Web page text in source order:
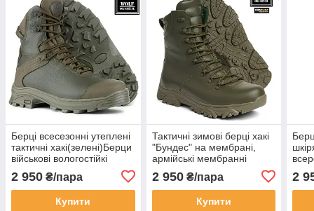
Берці всесезонні утеплені
тактичні хакі(зелені)Берци
військові вологостійкі
прошиті.Взуття армійське
шкіряне дляЗСУ
2 950 ₴/пара
Купити
Тактичні зимові берці хакі
"Бундес" на мембрані,
армійські мембранні
зелені берци для ЗСУ та
Нацгвардії на зиму
2 950₴/пара
Купити
2